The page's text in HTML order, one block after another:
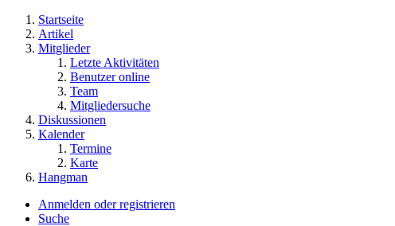
Startseite
Artikel
Mitglieder
Letzte Aktivitäten
Benutzer online
Team
Mitgliedersuche
Diskussionen
Kalender
Termine
Karte
Hangman
Anmelden oder registrieren
Suche